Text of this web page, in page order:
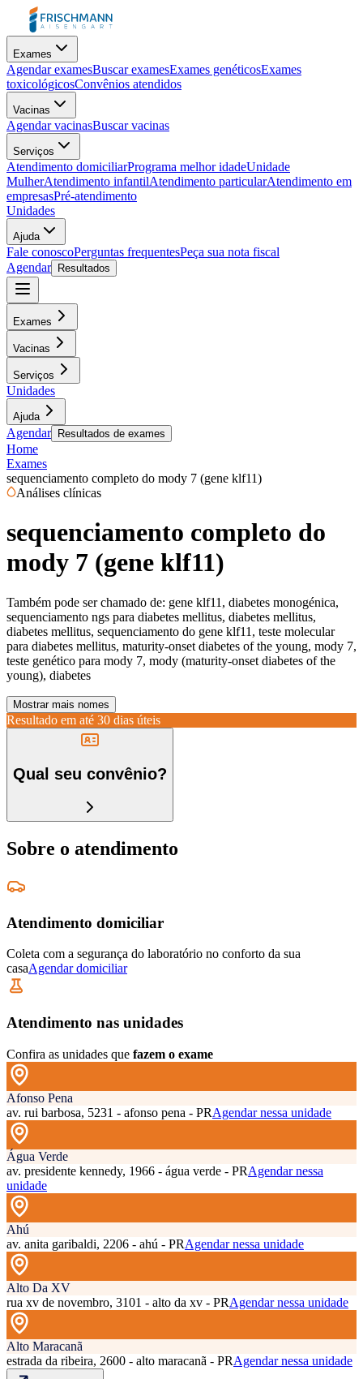
Exames
Agendar examesBuscar examesExames genéticosExames
toxicológicosConvênios atendidos
Vacinas
Agendar vacinasBuscar vacinas
Serviços
Atendimento domiciliarPrograma melhor idadeUnidade
MulherAtendimento infantilAtendimento particularAtendimento em
empresasPré-atendimento
Unidades
Ajuda
Fale conoscoPerguntas frequentesPeça sua nota fiscal
Agendar
Resultados
Exames
Vacinas
Serviços
Unidades
Ajuda
Agendar Resultados de exames
Home
Exames
sequenciamento completo do mody 7 (gene klf11)
Análises clínicas
sequenciamento completo do
mody 7 (gene klf11)
Também pode ser chamado de: gene klf11, diabetes monogénica,
sequenciamento ngs para diabetes mellitus, diabetes mellitus,
diabetes mellitus, sequenciamento do gene klf11, teste molecular
para diabetes mellitus, maturity-onset diabetes of the young, mody 7,
teste genético para mody 7, mody (maturity-onset diabetes of the
young), diabetes
Mostrar mais nomes
Resultado em até 30 dias úteis
Qual seu convênio?
Sobre o atendimento
Atendimento domiciliar
Coleta com a segurança do laboratório no conforto da sua
casaAgendar domiciliar
Atendimento nas unidades
Confira as unidades que fazem o exame
Afonso Pena
av. rui barbosa, 5231 - afonso pena - PRAgendar nessa unidade
Água Verde
av. presidente kennedy, 1966 - água verde - PRAgendar nessa
unidade
Ahú
av. anita garibaldi, 2206 - ahú - PRAgendar nessa unidade
Alto Da XV
rua xv de novembro, 3101 - alto da xv - PRAgendar nessa unidade
Alto Maracanã
estrada da ribeira, 2600 - alto maracanã - PRAgendar nessa unidade